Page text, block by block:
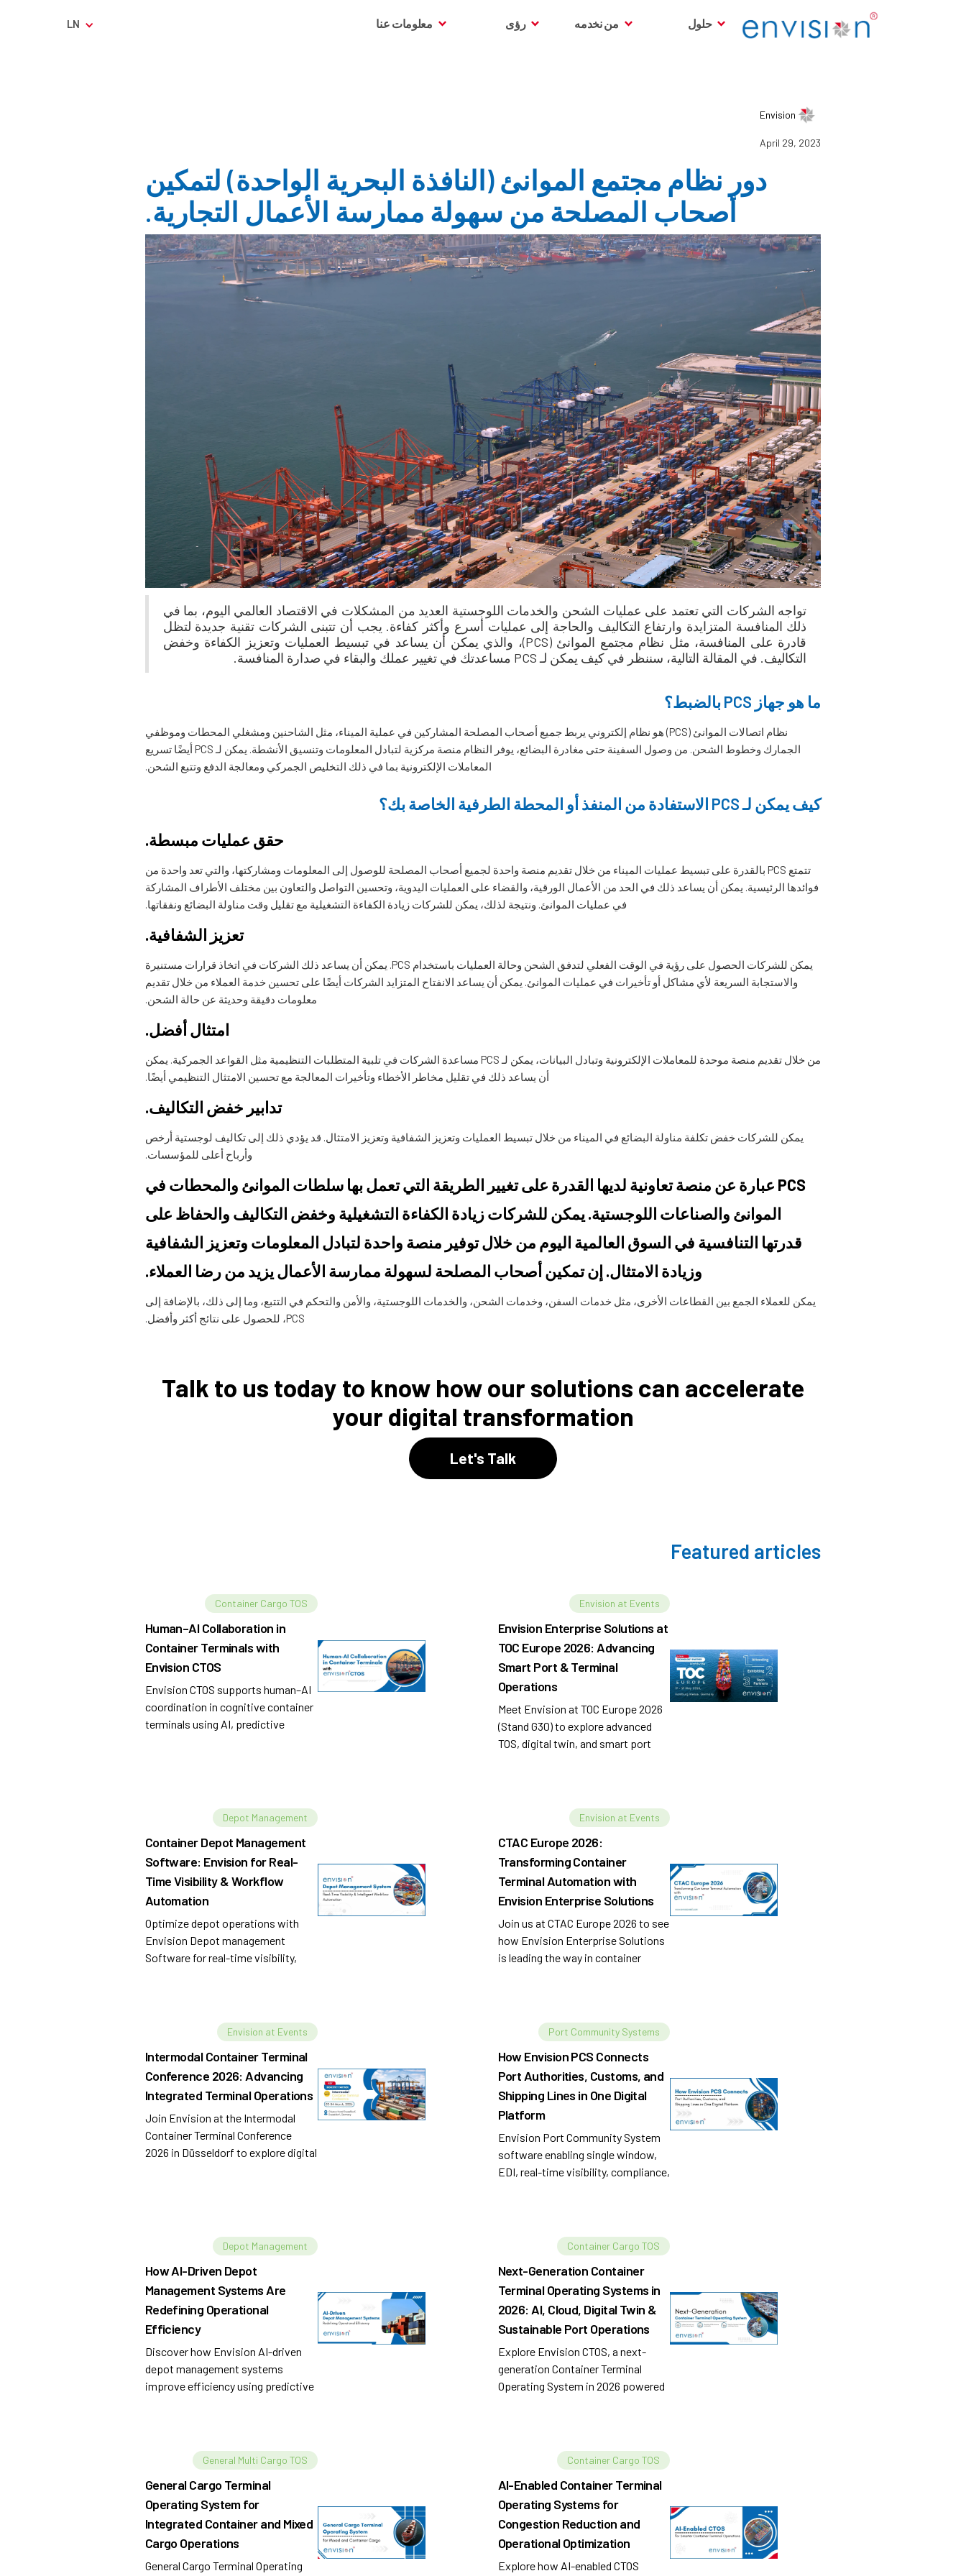
حلول من نخدمه رؤى معلومات عنا LN
Envision
April 29, 2023
دور نظام مجتمع الموانئ (النافذة البحرية الواحدة) لتمكين
أصحاب المصلحة من سهولة ممارسة الأعمال التجارية.
تواجه الشركات التي تعتمد على عمليات الشحن والخدمات اللوجستية العديد من المشكلات في الاقتصاد العالمي اليوم، بما في
ذلك المنافسة المتزايدة وارتفاع التكاليف والحاجة إلى عمليات أسرع وأكثر كفاءة. يجب أن تتبنى الشركات تقنية جديدة لتظل
قادرة على المنافسة، مثل نظام مجتمع الموانئ (PCS)، والذي يمكن أن يساعد في تبسيط العمليات وتعزيز الكفاءة وخفض
التكاليف. في المقالة التالية، سننظر في كيف يمكن لـ PCS مساعدتك في تغيير عملك والبقاء في صدارة المنافسة.
ما هو جهاز PCS بالضبط؟
نظام اتصالات الموانئ (PCS) هو نظام إلكتروني يربط جميع أصحاب المصلحة المشاركين في عملية الميناء، مثل الشاحنين ومشغلي المحطات وموظفي
الجمارك وخطوط الشحن. من وصول السفينة حتى مغادرة البضائع، يوفر النظام منصة مركزية لتبادل المعلومات وتنسيق الأنشطة. يمكن لـ PCS أيضًا تسريع
المعاملات الإلكترونية بما في ذلك التخليص الجمركي ومعالجة الدفع وتتبع الشحن.
كيف يمكن لـ PCS الاستفادة من المنفذ أو المحطة الطرفية الخاصة بك؟
حقق عمليات مبسطة.
تتمتع PCS بالقدرة على تبسيط عمليات الميناء من خلال تقديم منصة واحدة لجميع أصحاب المصلحة للوصول إلى المعلومات ومشاركتها، والتي تعد واحدة من
فوائدها الرئيسية. يمكن أن يساعد ذلك في الحد من الأعمال الورقية، والقضاء على العمليات اليدوية، وتحسين التواصل والتعاون بين مختلف الأطراف المشاركة
في عمليات الموانئ. ونتيجة لذلك، يمكن للشركات زيادة الكفاءة التشغيلية مع تقليل وقت مناولة البضائع ونفقاتها.
تعزيز الشفافية.
يمكن للشركات الحصول على رؤية في الوقت الفعلي لتدفق الشحن وحالة العمليات باستخدام PCS. يمكن أن يساعد ذلك الشركات في اتخاذ قرارات مستنيرة
والاستجابة السريعة لأي مشاكل أو تأخيرات في عمليات الموانئ. يمكن أن يساعد الانفتاح المتزايد الشركات أيضًا على تحسين خدمة العملاء من خلال تقديم
معلومات دقيقة وحديثة عن حالة الشحن.
امتثال أفضل.
من خلال تقديم منصة موحدة للمعاملات الإلكترونية وتبادل البيانات، يمكن لـ PCS مساعدة الشركات في تلبية المتطلبات التنظيمية مثل القواعد الجمركية. يمكن
أن يساعد ذلك في تقليل مخاطر الأخطاء وتأخيرات المعالجة مع تحسين الامتثال التنظيمي أيضًا.
تدابير خفض التكاليف.
يمكن للشركات خفض تكلفة مناولة البضائع في الميناء من خلال تبسيط العمليات وتعزيز الشفافية وتعزيز الامتثال. قد يؤدي ذلك إلى تكاليف لوجستية أرخص
وأرباح أعلى للمؤسسات.
PCS عبارة عن منصة تعاونية لديها القدرة على تغيير الطريقة التي تعمل بها سلطات الموانئ والمحطات في
الموانئ والصناعات اللوجستية. يمكن للشركات زيادة الكفاءة التشغيلية وخفض التكاليف والحفاظ على
قدرتها التنافسية في السوق العالمية اليوم من خلال توفير منصة واحدة لتبادل المعلومات وتعزيز الشفافية
وزيادة الامتثال. إن تمكين أصحاب المصلحة لسهولة ممارسة الأعمال يزيد من رضا العملاء.
يمكن للعملاء الجمع بين القطاعات الأخرى، مثل خدمات السفن، وخدمات الشحن، والخدمات اللوجستية، والأمن والتحكم في التتبع، وما إلى ذلك، بالإضافة إلى
PCS، للحصول على نتائج أكثر وأفضل.
Talk to us today to know how our solutions can accelerate
your digital transformation
Let's Talk
Featured articles
Envision at Events
Envision Enterprise Solutions at
TOC Europe 2026: Advancing
Smart Port & Terminal
Operations
Meet Envision at TOC Europe 2026
(Stand G30) to explore advanced
TOS, digital twin, and smart port
Container Cargo TOS
Human–AI Collaboration in
Container Terminals with
Envision CTOS
Envision CTOS supports human–AI
coordination in cognitive container
terminals using AI, predictive
Envision at Events
CTAC Europe 2026:
Transforming Container
Terminal Automation with
Envision Enterprise Solutions
Join us at CTAC Europe 2026 to see
how Envision Enterprise Solutions
is leading the way in container
Depot Management
Container Depot Management
Software: Envision for Real-
Time Visibility & Workflow
Automation
Optimize depot operations with
Envision Depot management
Software for real-time visibility,
Port Community Systems
How Envision PCS Connects
Port Authorities, Customs, and
Shipping Lines in One Digital
Platform
Envision Port Community System
software enabling single window,
EDI, real-time visibility, compliance,
Envision at Events
Intermodal Container Terminal
Conference 2026: Advancing
Integrated Terminal Operations
Join Envision at the Intermodal
Container Terminal Conference
2026 in Düsseldorf to explore digital
Container Cargo TOS
Next-Generation Container
Terminal Operating Systems in
2026: AI, Cloud, Digital Twin &
Sustainable Port Operations
Explore Envision CTOS, a next-
generation Container Terminal
Operating System in 2026 powered
Depot Management
How AI-Driven Depot
Management Systems Are
Redefining Operational
Efficiency
Discover how Envision AI-driven
depot management systems
improve efficiency using predictive
Container Cargo TOS
AI-Enabled Container Terminal
Operating Systems for
Congestion Reduction and
Operational Optimization
Explore how AI-enabled CTOS
General Multi Cargo TOS
General Cargo Terminal
Operating System for
Integrated Container and Mixed
Cargo Operations
General Cargo Terminal Operating